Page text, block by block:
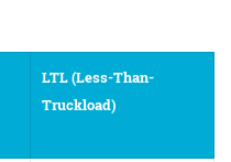
LTL (Less-Than-
Truckload)